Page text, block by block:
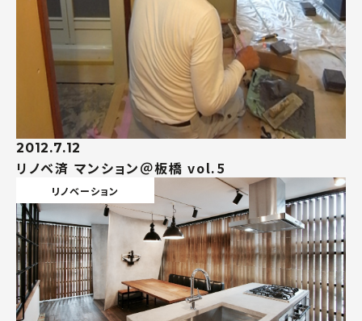
2012.7.12
リノベ済 マンション＠板橋 vol.5
リノベーション